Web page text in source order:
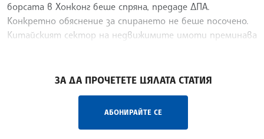
борсата в Хонконг беше спряна, предаде ДПА.
Конкретно обяснение за спирането не беше посочено.
Китайският сектор на недвижимите имоти преминава
ЗА ДА ПРОЧЕТЕТЕ ЦЯЛАТА СТАТИЯ
АБОНИРАЙТЕ СЕ